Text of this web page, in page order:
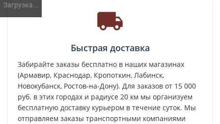
Загрузка...
Быстрая доставка
Забирайте заказы бесплатно в наших магазинах
(Армавир, Краснодар, Кропоткин, Лабинск,
Новокубанск, Ростов-на-Дону). Для заказов от 15 000
руб. в этих городах и радиусе 20 км мы организуем
бесплатную доставку курьером в течение суток. Мы
отправляем заказы транспортными компаниями